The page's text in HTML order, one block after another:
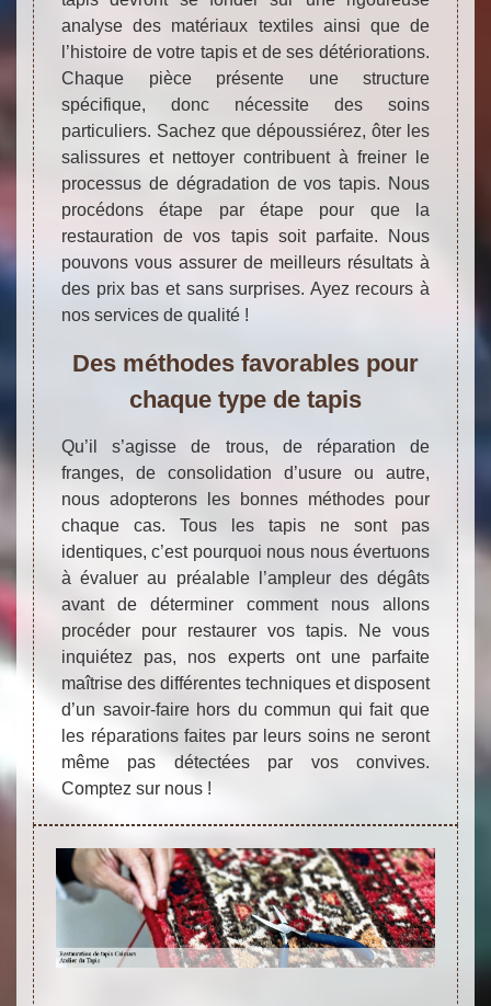
analyse des matériaux textiles ainsi que de
l’histoire de votre tapis et de ses détériorations.
Chaque pièce présente une structure
spécifique, donc nécessite des soins
particuliers. Sachez que dépoussiérez, ôter les
salissures et nettoyer contribuent à freiner le
processus de dégradation de vos tapis. Nous
procédons étape par étape pour que la
restauration de vos tapis soit parfaite. Nous
pouvons vous assurer de meilleurs résultats à
des prix bas et sans surprises. Ayez recours à
nos services de qualité !
Des méthodes favorables pour
chaque type de tapis
Qu’il s’agisse de trous, de réparation de
franges, de consolidation d’usure ou autre,
nous adopterons les bonnes méthodes pour
chaque cas. Tous les tapis ne sont pas
identiques, c’est pourquoi nous nous évertuons
à évaluer au préalable l’ampleur des dégâts
avant de déterminer comment nous allons
procéder pour restaurer vos tapis. Ne vous
inquiétez pas, nos experts ont une parfaite
maîtrise des différentes techniques et disposent
d’un savoir-faire hors du commun qui fait que
les réparations faites par leurs soins ne seront
même pas détectées par vos convives.
Comptez sur nous !